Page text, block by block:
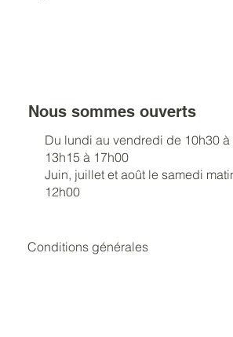
Nous sommes ouverts
Du lundi au vendredi de 10h30 à
13h15 à 17h00
Juin, juillet et août le samedi
12h00
Conditions générales